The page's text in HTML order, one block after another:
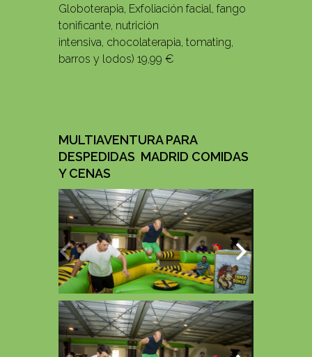
Globoterapia, Exfoliación facial, fango
tonificante, nutrición
intensiva, chocolaterapia, tomating,
barros y lodos) 19,99 €
MULTIAVENTURA PARA
DESPEDIDAS MADRID COMIDAS
Y CENAS